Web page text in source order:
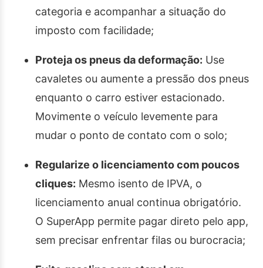
categoria e acompanhar a situação do
imposto com facilidade;
Proteja os pneus da deformação: Use
cavaletes ou aumente a pressão dos pneus
enquanto o carro estiver estacionado.
Movimente o veículo levemente para
mudar o ponto de contato com o solo;
Regularize o licenciamento com poucos
cliques: Mesmo isento de IPVA, o
licenciamento anual continua obrigatório.
O SuperApp permite pagar direto pelo app,
sem precisar enfrentar filas ou burocracia;